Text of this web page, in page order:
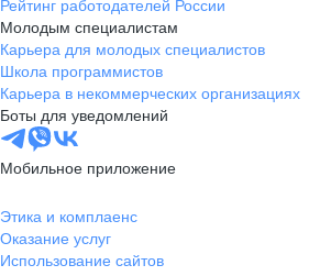
Рейтинг работодателей России
Молодым специалистам
Карьера для молодых специалистов
Школа программистов
Карьера в некоммерческих организациях
Боты для уведомлений
Мобильное приложение
Этика и комплаенс
Оказание услуг
Использование сайтов